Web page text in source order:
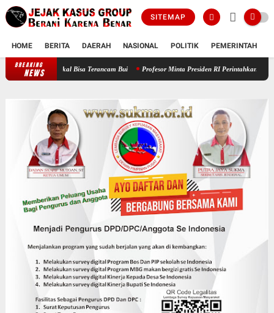
SITEMAP
HOME BERITA DAERAH NASIONAL POLITIK PEMERINTAH
BREAKING
NEWS
Ribuan Paket Proyek di Lahat diawasi Satgasus, Kontraktor Nakal Bisa Terancam